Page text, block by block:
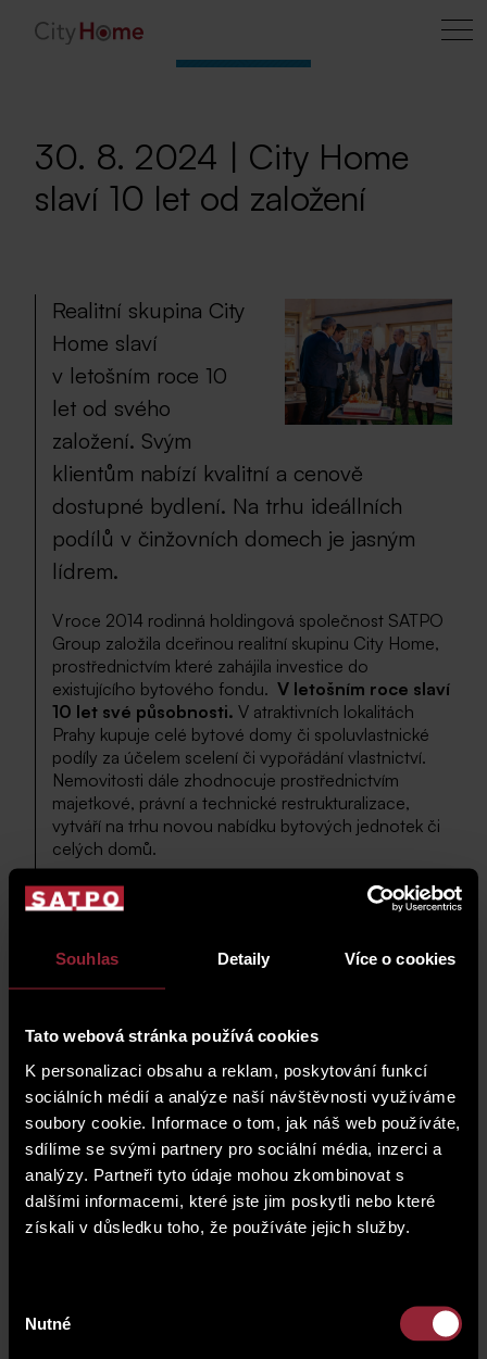
Souhlas Detaily Více o cookies
Tato webová stránka používá cookies
K personalizaci obsahu a reklam, poskytování funkcí
sociálních médií a analýze naší návštěvnosti využíváme
soubory cookie. Informace o tom, jak náš web používáte,
sdílíme se svými partnery pro sociální média, inzerci a
analýzy. Partneři tyto údaje mohou zkombinovat s
dalšími informacemi, které jste jim poskytli nebo které
získali v důsledku toho, že používáte jejich služby.
souhlasu
Nutné
30. 8. 2024 | City Home
slaví 10 let od založení
Realitní skupina City
Home slaví
v letošním roce 10
let od svého
založení. Svým
klientům nabízí kvalitní a cenově
dostupné bydlení. Na trhu ideállních
podílů v činžovních domech je jasným
lídrem.
V roce 2014 rodinná holdingová společnost SATPO
Group založila dceřinou realitní skupinu City Home,
prostřednictvím které zahájila investice do
existujícího bytového fondu. V letošním roce slaví
10 let své působnosti. V atraktivních lokalitách
Prahy kupuje celé bytové domy či spoluvlastnické
podíly za účelem scelení či vypořádání vlastnictví.
Nemovitosti dále zhodnocuje prostřednictvím
majetkové, právní a technické restrukturalizace,
vytváří na trhu novou nabídku bytových jednotek či
celých domů.
U příležitosti 10. výročí od založení skupiny City
Home ve spojení s mateřskou společností SATPO
přátelská neformální oslava určená pro významné
Slivovice. Video z celého večera je zveřejněno
Živá hudba sólového muzikantaJosefa "Pepsona"
Snětivéhovytvořila příjemnou atmosféru při uvítání
hostů, občerstvení a degustaci, stejně jako možnost
„stát se švestkou a proměnit se ve slivovici v rámci
VR prohlídky“, zajistila společnostMuzeum
Slivovice. Široký sortiment francouzských
výběrových vín doplnila společnostDobrá vínaa
úžasnou světlenou show, která byla hlavním
odchodu v podobně květiny pro dámu a magazínu
pro pány. Děkujeme všem partnerům akce.